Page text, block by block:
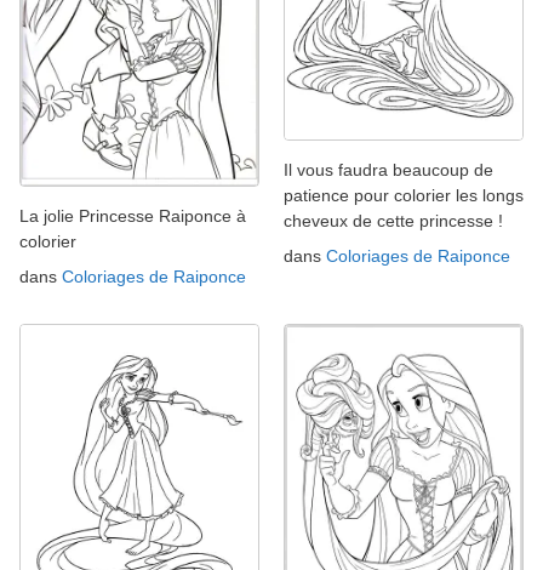
La jolie Princesse Raiponce à
colorier
dans Coloriages de Raiponce
Il vous faudra beaucoup de
patience pour colorier les longs
cheveux de cette princesse !
dans Coloriages de Raiponce